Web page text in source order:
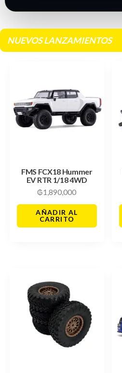
NUEVOS LANZAMIENTOS
FMS FCX18 Hummer
EV RTR 1/18 4WD
₲1,890,000
AÑADIR AL
CARRITO